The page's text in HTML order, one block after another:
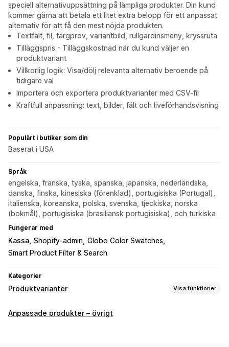
speciell alternativuppsättning på lämpliga produkter. Din kund
kommer gärna att betala ett litet extra belopp för ett anpassat
alternativ för att få den mest nöjda produkten.
Textfält, fil, färgprov, variantbild, rullgardinsmeny, kryssruta
Tilläggspris - Tilläggskostnad när du kund väljer en
produktvariant
Villkorlig logik: Visa/dölj relevanta alternativ beroende på
tidigare val
Importera och exportera produktvarianter med CSV-fil
Kraftfull anpassning: text, bilder, fält och liveförhandsvisning
Populärt i butiker som din
Baserat i USA
Språk
engelska, franska, tyska, spanska, japanska, nederländska,
danska, finska, kinesiska (förenklad), portugisiska (Portugal),
italienska, koreanska, polska, svenska, tjeckiska, norska
(bokmål), portugisiska (brasiliansk portugisiska), och turkiska
Fungerar med
Kassa Shopify-admin Globo Color Swatches
Smart Product Filter & Search
Kategorier
Produktvarianter Visa funktioner
Anpassning
Anpassade produkter – övrigt